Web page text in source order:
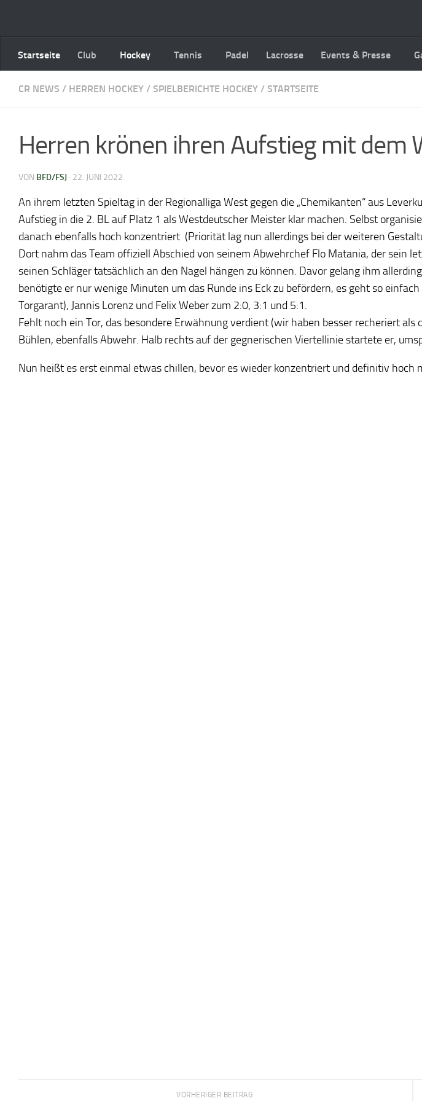
Startseite Club Hockey Tennis Padel Lacrosse Events & Presse
CR NEWS / HERREN HOCKEY / SPIELBERICHTE HOCKEY / STARTSEITE
Herren krönen ihren Aufstieg mit dem
VON BFD/FSJ · 22. JUNI 2022
An ihrem letzten Spieltag in der Regionalliga West gegen die „Chemikanten“ aus
Aufstieg in die 2. BL auf Platz 1 als Westdeutscher Meister klar machen. Selbst
danach ebenfalls hoch konzentriert (Priorität lag nun allerdings bei der weiteren
Dort nahm das Team offiziell Abschied von seinem Abwehrchef Flo Matania, der sein
seinen Schläger tatsächlich an den Nagel hängen zu können. Davor gelang ihm
benötigte er nur wenige Minuten um das Runde ins Eck zu befördern, es geht so
Torgarant), Jannis Lorenz und Felix Weber zum 2:0, 3:1 und 5:1.
Fehlt noch ein Tor, das besondere Erwähnung verdient (wir haben besser recheriert
Bühlen, ebenfalls Abwehr. Halb rechts auf der gegnerischen Viertellinie startete er,
Nun heißt es erst einmal etwas chillen, bevor es wieder konzentriert und definitiv
VORHERIGER BEITRAG